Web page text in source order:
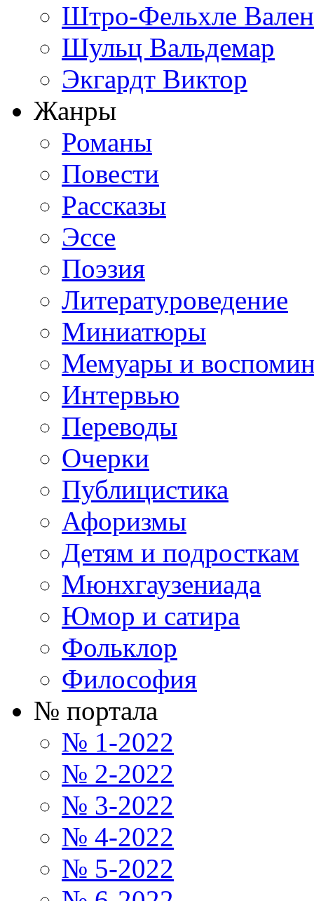
Штро-Фельхле
Шульц Вальдемар
Экгардт Виктор
Жанры
Романы
Повести
Рассказы
Эссе
Поэзия
Литературоведение
Миниатюры
Мемуары и
Интервью
Переводы
Очерки
Публицистика
Афоризмы
Детям и подросткам
Мюнхгаузениада
Юмор и сатира
Фольклор
Философия
№ портала
№ 1-2022
№ 2-2022
№ 3-2022
№ 4-2022
№ 5-2022